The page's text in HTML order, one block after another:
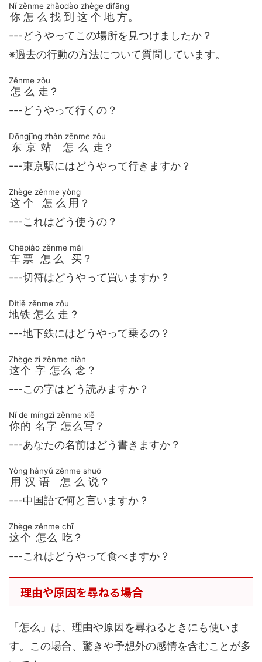
你怎么找到这个地方
Nǐ zěnme zhǎodào zhège dìfāng
。
---どうやってこの場所を見つけましたか？
※過去の行動の方法について質問しています。
怎么走
Zěnme zǒu
？
---どうやって行くの？
东京站 怎么走
Dōngjīng zhàn zěnme zǒu
？
---東京駅にはどうやって行きますか？
这个 怎么用
Zhège zěnme yòng
？
---これはどう使うの？
车票 怎么 买
Chēpiào zěnme mǎi
？
---切符はどうやって買いますか？
地铁 怎么 走
Dìtiě zěnme zǒu
？
---地下鉄にはどうやって乗るの？
这个 字 怎么 念
Zhège zì zěnme niàn
？
---この字はどう読みますか？
你的 名字 怎么写
Nǐ de míngzì zěnme xiě
？
---あなたの名前はどう書きますか？
用汉语 怎么说
Yòng hànyǔ zěnme shuō
？
---中国語で何と言いますか？
这个 怎么 吃
Zhège zěnme chī
？
---これはどうやって食べますか？
理由や原因を尋ねる場合
「怎么」は、理由や原因を尋ねるときにも使いま
す。この場合、驚きや予想外の感情を含むことが多